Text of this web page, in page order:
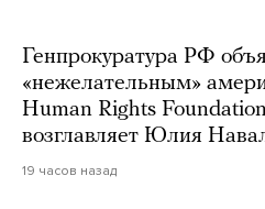
Генпрокуратура РФ
«нежелательным»
Human Rights
возглавляет Юлия
19 часов назад